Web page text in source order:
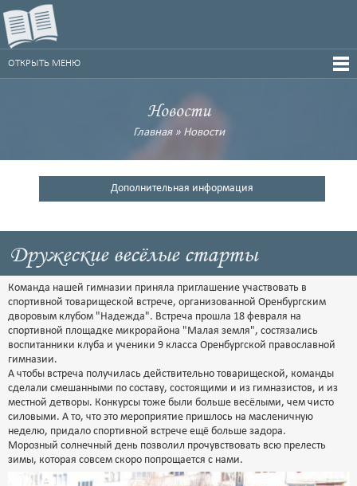
ОТКРЫТЬ МЕНЮ
Новости
Главная» Новости
Дополнительная информация
Дружеские весёлые старты
Команда нашей гимназии приняла приглашение участвовать в
спортивной товарищеской встрече, организованной Оренбургским
дворовым клубом "Надежда". Встреча прошла 18 февраля на
спортивной площадке микрорайона "Малая земля", состязались
воспитанники клуба и ученики 9 класса Оренбургской православной
гимназии.
А чтобы встреча получилась действительно товарищеской, команды
сделали смешанными по составу, состоящими и из гимназистов, и из
местной детворы. Конкурсы тоже были больше весёлыми, чем чисто
силовыми. А то, что это мероприятие пришлось на масленичную
неделю, придало спортивной встрече ещё больше задора.
Морозный солнечный день позволил прочувствовать всю прелесть
зимы, которая совсем скоро попрощается с нами.